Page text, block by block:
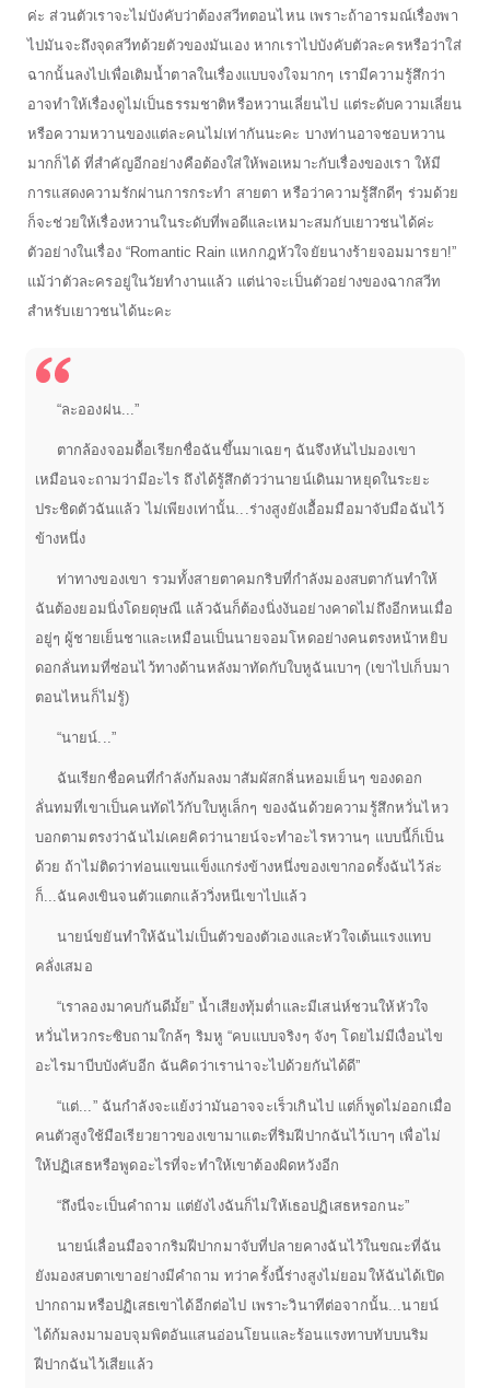
ค่ะ ส่วนตัวเราจะไม่บังคับว่าต้องสวีทตอนไหน เพราะถ้าอารมณ์เรื่องพา
ไปมันจะถึงจุดสวีทด้วยตัวของมันเอง หากเราไปบังคับตัวละครหรือว่าใส่
ฉากนั้นลงไปเพื่อเติมน้ำตาลในเรื่องแบบจงใจมากๆ เรามีความรู้สึกว่า
อาจทำให้เรื่องดูไม่เป็นธรรมชาติหรือหวานเลี่ยนไป แต่ระดับความเลี่ยน
หรือความหวานของแต่ละคนไม่เท่ากันนะคะ บางท่านอาจชอบหวาน
มากก็ได้ ที่สำคัญอีกอย่างคือต้องใส่ให้พอเหมาะกับเรื่องของเรา ให้มี
การแสดงความรักผ่านการกระทำ สายตา หรือว่าความรู้สึกดีๆ ร่วมด้วย
ก็จะช่วยให้เรื่องหวานในระดับที่พอดีและเหมาะสมกับเยาวชนได้ค่ะ
ตัวอย่างในเรื่อง “Romantic Rain แหกกฎหัวใจยัยนางร้ายจอมมารยา!”
แม้ว่าตัวละครอยู่ในวัยทำงานแล้ว แต่น่าจะเป็นตัวอย่างของฉากสวีท
สำหรับเยาวชนได้นะคะ
“ละอองฝน...”
ตากล้องจอมดื้อเรียกชื่อฉันขึ้นมาเฉยๆ ฉันจึงหันไปมองเขา
เหมือนจะถามว่ามีอะไร ถึงได้รู้สึกตัวว่านายน์เดินมาหยุดในระยะ
ประชิดตัวฉันแล้ว ไม่เพียงเท่านั้น...ร่างสูงยังเอื้อมมือมาจับมือฉันไว้
ข้างหนึ่ง
ท่าทางของเขา รวมทั้งสายตาคมกริบที่กำลังมองสบตากันทำให้
ฉันต้องยอมนิ่งโดยดุษณี แล้วฉันก็ต้องนิ่งงันอย่างคาดไม่ถึงอีกหนเมื่อ
อยู่ๆ ผู้ชายเย็นชาและเหมือนเป็นนายจอมโหดอย่างคนตรงหน้าหยิบ
ดอกลั่นทมที่ซ่อนไว้ทางด้านหลังมาทัดกับใบหูฉันเบาๆ (เขาไปเก็บมา
ตอนไหนก็ไม่รู้)
“นายน์...”
ฉันเรียกชื่อคนที่กำลังก้มลงมาสัมผัสกลิ่นหอมเย็นๆ ของดอก
ลั่นทมที่เขาเป็นคนทัดไว้กับใบหูเล็กๆ ของฉันด้วยความรู้สึกหวั่นไหว
บอกตามตรงว่าฉันไม่เคยคิดว่านายน์จะทำอะไรหวานๆ แบบนี้ก็เป็น
ด้วย ถ้าไม่ติดว่าท่อนแขนแข็งแกร่งข้างหนึ่งของเขากอดรั้งฉันไว้ล่ะ
ก็...ฉันคงเขินจนตัวแตกแล้ววิ่งหนีเขาไปแล้ว
นายน์ขยันทำให้ฉันไม่เป็นตัวของตัวเองและหัวใจเต้นแรงแทบ
คลั่งเสมอ
“เราลองมาคบกันดีมั้ย” น้ำเสียงทุ้มต่ำและมีเสน่ห์ชวนให้หัวใจ
หวั่นไหวกระซิบถามใกล้ๆ ริมหู “คบแบบจริงๆ จังๆ โดยไม่มีเงื่อนไข
อะไรมาบีบบังคับอีก ฉันคิดว่าเราน่าจะไปด้วยกันได้ดี”
“แต่...” ฉันกำลังจะแย้งว่ามันอาจจะเร็วเกินไป แต่ก็พูดไม่ออกเมื่อ
คนตัวสูงใช้มือเรียวยาวของเขามาแตะที่ริมฝีปากฉันไว้เบาๆ เพื่อไม่
ให้ปฏิเสธหรือพูดอะไรที่จะทำให้เขาต้องผิดหวังอีก
“ถึงนี่จะเป็นคำถาม แต่ยังไงฉันก็ไม่ให้เธอปฏิเสธหรอกนะ”
นายน์เลื่อนมือจากริมฝีปากมาจับที่ปลายคางฉันไว้ในขณะที่ฉัน
ยังมองสบตาเขาอย่างมีคำถาม ทว่าครั้งนี้ร่างสูงไม่ยอมให้ฉันได้เปิด
ปากถามหรือปฏิเสธเขาได้อีกต่อไป เพราะวินาทีต่อจากนั้น...นายน์
ได้ก้มลงมามอบจุมพิตอันแสนอ่อนโยนและร้อนแรงทาบทับบนริม
ฝีปากฉันไว้เสียแล้ว